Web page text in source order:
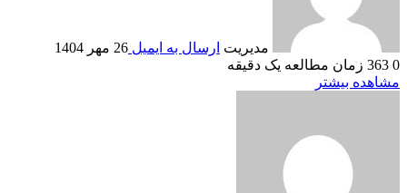
مدیریت ارسال به ایمیل 26 مهر 1404
0
زمان مطالعه یک دقیقه
مشاهده بیشتر